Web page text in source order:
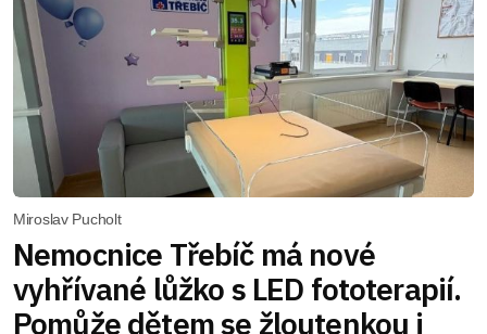
Miroslav Pucholt
Nemocnice Třebíč má nové
vyhřívané lůžko s LED fototerapií.
Pomůže dětem se žloutenkou i